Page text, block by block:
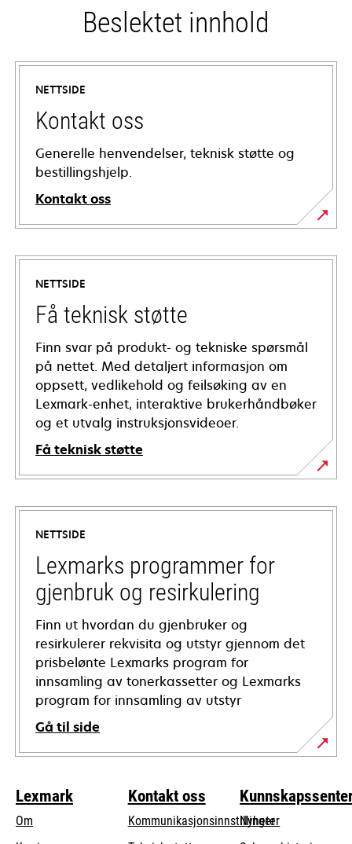
Beslektet innhold
NETTSIDE
Kontakt oss
Generelle henvendelser, teknisk støtte og
bestillingshjelp.
Kontakt oss
NETTSIDE
Få teknisk støtte
Finn svar på produkt- og tekniske spørsmål
på nettet. Med detaljert informasjon om
oppsett, vedlikehold og feilsøking av en
Lexmark-enhet, interaktive brukerhåndbøker
og et utvalg instruksjonsvideoer.
Få teknisk støtte
opens
in
new
tab
NETTSIDE
Lexmarks programmer for
gjenbruk og resirkulering
Finn ut hvordan du gjenbruker og
resirkulerer rekvisita og utstyr gjennom det
prisbelønte Lexmarks program for
innsamling av tonerkassetter og Lexmarks
program for innsamling av utstyr
Gå til side
Lexmark
Om
Kontakt oss
Kommunikasjonsinnstillinger
Nyheter